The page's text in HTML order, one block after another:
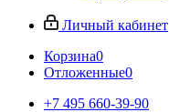
Личный кабинет
Корзина0
Отложенные0
+7 495 660-39-90